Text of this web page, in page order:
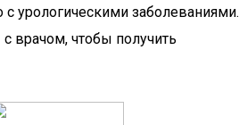
урологическими заболеваниями.
врачом, чтобы получить